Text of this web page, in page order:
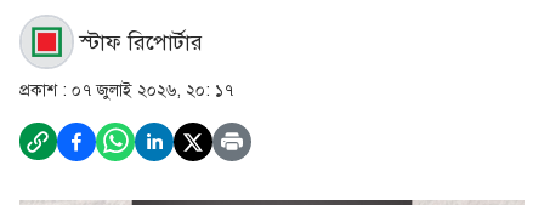
স্টাফ রিপোর্টার
প্রকাশ : ০৭ জুলাই ২০২৬, ২০: ১৭